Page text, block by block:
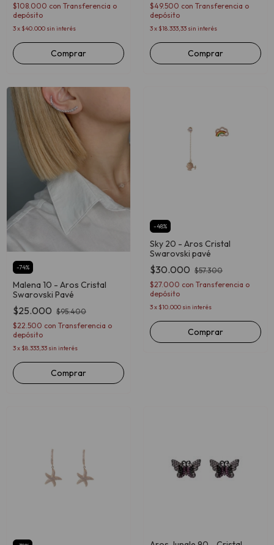
$108.000 con Transferencia o
depósito
3x $40.000 sin interés
Comprar
$49.500 con Transferencia o
depósito
3x $18.333,33 sin interés
-74%
Malena 10 - Aros Cristal
Swarovski Pavé
$25.000 $95.400
$22.500 con Transferencia o
depósito
3x $8.333,33 sin interés
-48%
Sky 20 - Aros Cristal
Swarovski pavé
$30.000 $57.300
$27.000 con Transferencia o
depósito
3x $10.000 sin interés
Comprar